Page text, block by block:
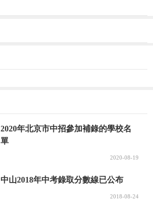
2020年北京市中招參加補錄的學校名
單
2020-08-19
中山2018年中考錄取分數線已公布
2018-08-24